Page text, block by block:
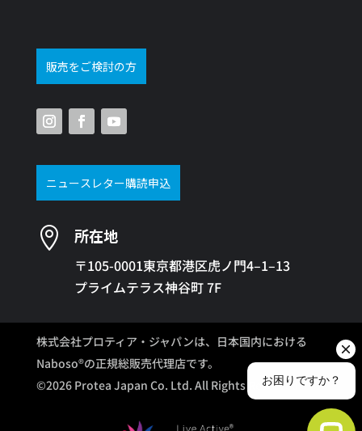
販売をご検討の方
ニュースレター購読申込
 所在地
〒105-0001東京都港区虎ノ門4–1–13
プライムテラス神谷町 7F
株式会社プロティア・ジャパンは、日本国内における
Naboso®の正規総販売代理店です。
©2026 Protea Japan Co. Ltd. All Rights Reserved.